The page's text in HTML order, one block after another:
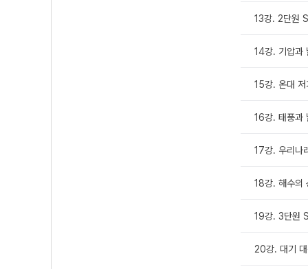
13강. 2단원
14강. 기압과
15강. 온대 저
16강. 태풍과
17강. 우리나
18강. 해수의
19강. 3단원
20강. 대기